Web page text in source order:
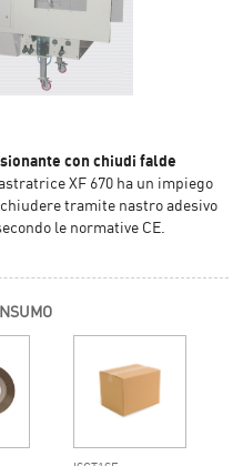
con chiudi falde
XF 670 ha un impiego
tramite nastro adesivo
le normative CE.